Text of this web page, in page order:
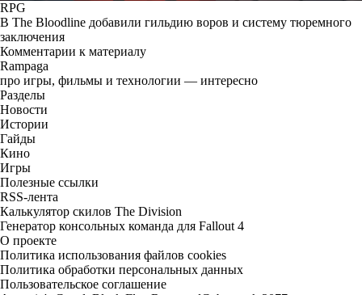
RPG
В The Bloodline добавили гильдию воров и систему тюремного
заключения
Комментарии к материалу
Rampaga
про игры, фильмы и технологии — интересно
Разделы
Новости
Истории
Гайды
Кино
Игры
Полезные ссылки
RSS-лента
Калькулятор скилов The Division
Генератор консольных команда для Fallout 4
О проекте
Политика использования файлов cookies
Политика обработки персональных данных
Пользовательское соглашение